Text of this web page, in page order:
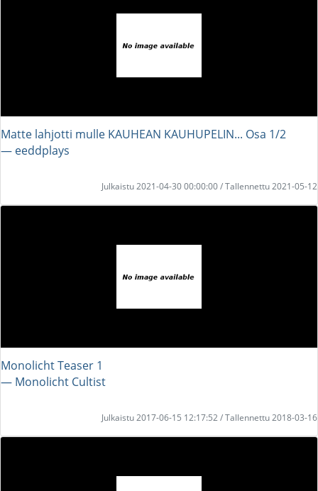
Matte lahjotti mulle KAUHEAN KAUHUPELIN... Osa 1/2
― eeddplays
Julkaistu 2021-04-30 00:00:00 / Tallennettu 2021-05-12
Monolicht Teaser 1
― Monolicht Cultist
Julkaistu 2017-06-15 12:17:52 / Tallennettu 2018-03-16